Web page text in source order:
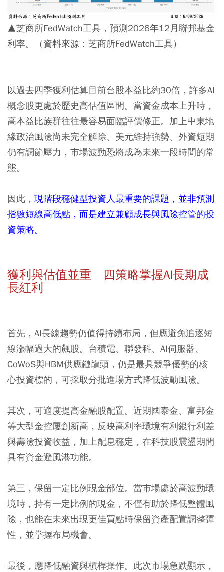
▲芝商所FedWatch工具，預測2026年12月聯邦基金
利率。（資料來源：芝商所FedWatch工具）
以過去四季獲利估算目前台股本益比約30倍，許多AI
概念股更處於歷史高估值區間。當資金成本上升時，
高本益比族群往往最容易面臨評價修正。加上中東地
緣政治風險尚未完全解除、美元維持強勢、外資短期
仍有調節壓力，市場波動恐將成為未來一段時間的常
態。
因此， 現階段穩健型投資人最重要的課題，並非預測
指數短線高低點，而是建立兼顧成長與風險控管的投
資策略。
獲利與估值並重 四策略掌握AI長期成
長紅利
首先，AI長線趨勢仍值得持續布局，但應避免追逐短
線漲幅過大的飆股。台積電、聯發科、AI伺服器、
CoWoS與HBM供應鏈龍頭，仍是最具競爭優勢的核
心投資標的，可採取分批進場方式降低波動風險。
其次，可適度提高金融股配置。近期國泰金、富邦金
等大型金控屢創新高，反映高利率環境有利銀行利差
與壽險投資收益，加上配息穩定，在科技股震盪期間
具有資金避風港功能。
第三，保留一定比例現金部位。當市場處於高波動環
境時，持有一定比例的現金，不僅有助於降低整體風
險，也能在未來出現更佳買點時保留資產配置調整彈
性，並掌握布局機會。
最後，應降低融資與槓桿操作。此次市場急跌顯示，